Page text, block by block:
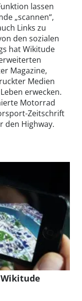
lassen
„scannen“,
Links zu
den sozialen
hat Wikitude
Magazine,
Medien
erwecken.
Motorrad
Zeitschrift
den Highway.